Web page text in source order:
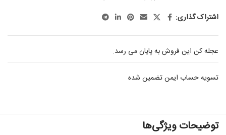
اشتراک گذاری:
عجله کن این فروش به پایان می رسد.
تسویه حساب ایمن تضمین شده
توضیحات ویژگی‌ها